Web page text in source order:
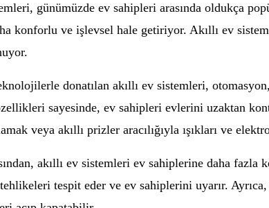
günümüzde ev sahipleri arasında oldukça
konforlu ve işlevsel hale getiriyor. Akıllı ev
donatılan akıllı ev sistemleri,
sayesinde, ev sahipleri evlerini uzaktan
veya akıllı prizler aracılığıyla ışıkları ve
akıllı ev sistemleri ev sahiplerine daha
tehlikeleri tespit eder ve ev sahiplerini uyarır.